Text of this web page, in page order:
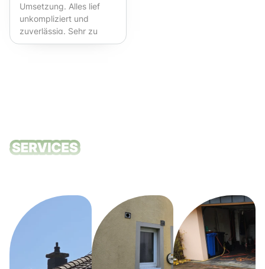
Umsetzung. Alles lief
unkompliziert und
zuverlässig. Sehr zu
empfehlen!